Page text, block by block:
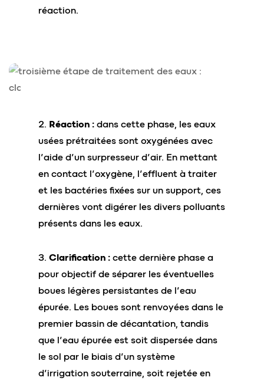
réaction.
2. Réaction : dans cette phase, les eaux
usées prétraitées sont oxygénées avec
l’aide d’un surpresseur d’air. En mettant
en contact l’oxygène, l’effluent à traiter
et les bactéries fixées sur un support, ces
dernières vont digérer les divers polluants
présents dans les eaux.
3. Clarification : cette dernière phase a
pour objectif de séparer les éventuelles
boues légères persistantes de l’eau
épurée. Les boues sont renvoyées dans le
premier bassin de décantation, tandis
que l’eau épurée est soit dispersée dans
le sol par le biais d’un système
d’irrigation souterraine, soit rejetée en